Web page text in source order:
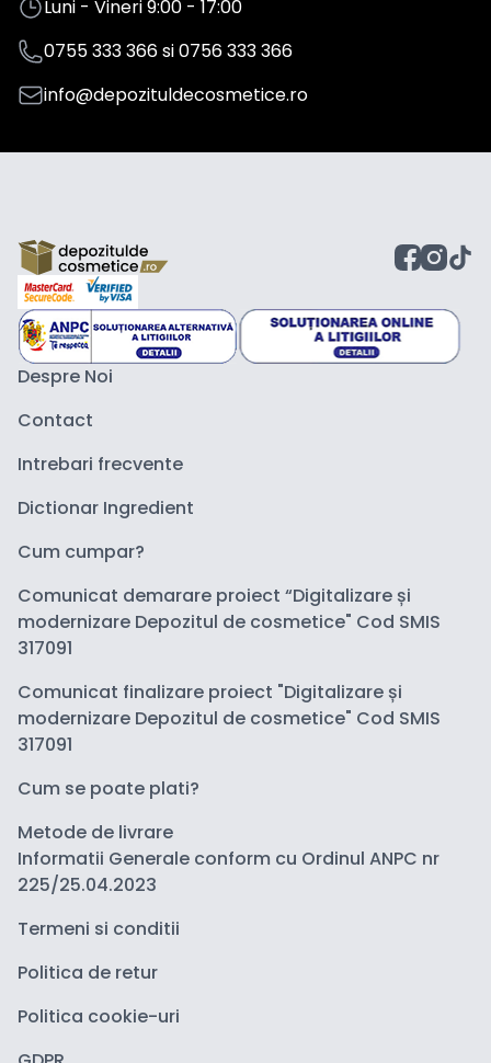
Luni - Vineri 9:00 - 17:00
0755 333 366si0756 333 366
info@depozituldecosmetice.ro
Despre Noi
Contact
Intrebari frecvente
Dictionar Ingredient
Cum cumpar?
Comunicat demarare proiect “Digitalizare și
modernizare Depozitul de cosmetice" Cod SMIS
317091
Comunicat finalizare proiect "Digitalizare și
modernizare Depozitul de cosmetice" Cod SMIS
317091
Cum se poate plati?
Metode de livrare
Informatii Generale conform cu Ordinul ANPC nr
225/25.04.2023
Termeni si conditii
Politica de retur
Politica cookie-uri